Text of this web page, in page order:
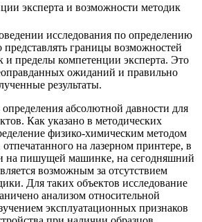
эксперта и возможности методик
исследования по определению
представлять границы возможностей
и пределы компетенции эксперта. Это
ожиданий и правильно
результаты.
абсолютной давности для
Как указано в методических
физико-химическим методом
отпечатанного на лазерном принтере, в
на пишущей машинке, на сегодняшний
возможным за отсутствием
Для таких объектов исследование
анализом относительной
эксплуатационных признаков